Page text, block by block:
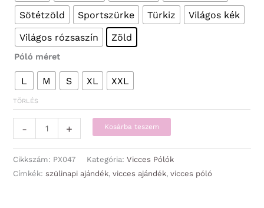
Sötétzöld
Sportszürke Türkiz
Világos kék
Világos rózsaszín
Zöld
Póló méret
L M S XL XXL
TÖRLÉS
-
Pólók
-
Férfi
+ Kosárba teszem
Cikkszám: PX047 Kategória:Vicces Pólók
Címkék:szülinapi ajándék,vicces ajándék,vicces póló